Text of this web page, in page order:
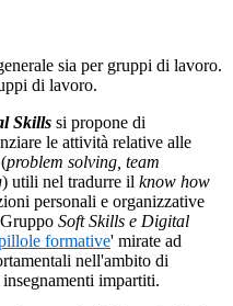
sia per gruppi di lavoro.
di lavoro.
Skills si propone di
le attività relative alle
problem solving, team
) utili nel tradurre il know how
personali e organizzative
Soft Skills e Digital
formative' mirate ad
nell'ambito di
impartiti.